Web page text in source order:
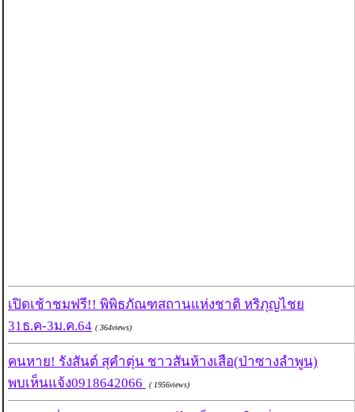
เปิดเช้าชมฟรี!! พิพิธภัณฑสถานแห่งชาติ หริภุญไชย
31ธ.ค-3ม.ค.64 ( 364views)
คนหาย! รังสันต์ สุคำตุ่น ชาวสันห้างเสือ(ป่าซางลำพูน)
พบเห็นแจ้ง0918642066
( 1956views)